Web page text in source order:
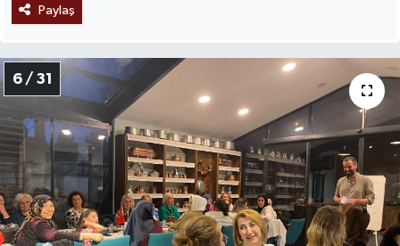
Paylaş
6 / 31